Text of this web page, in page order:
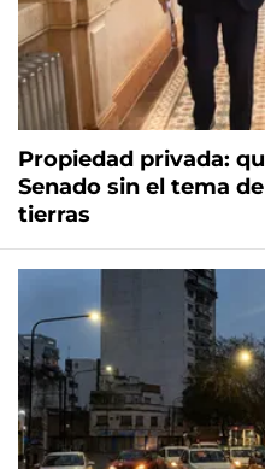
Propiedad privada:
Senado sin el tema
tierras